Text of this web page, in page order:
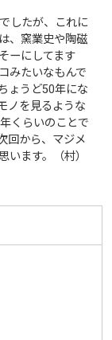
したが、これに
、窯業史や陶磁
ーにしてます
みたいなもんで
ょうど50年にな
ノを見るような
くらいのことで
回から、マジメ
います。（村）